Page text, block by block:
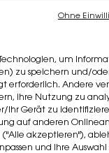
1.752
44
220, 9
um
zu speichern und/
erforderlich. Andere
ihre Nutzung zu
Ihr Gerät zu
auf anderen
akzeptieren"),
und Ihre Auswahl
Ohne